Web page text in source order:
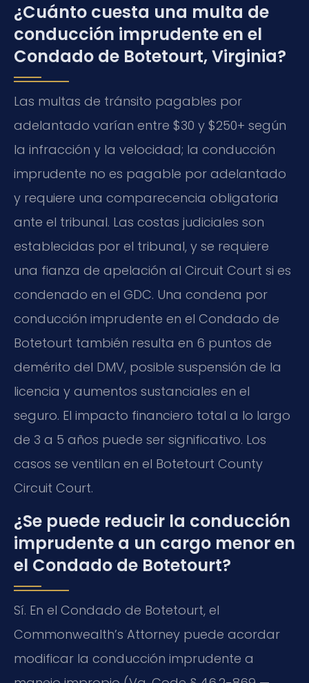
¿Cuánto cuesta una multa de
conducción imprudente en el
Condado de Botetourt, Virginia?
Las multas de tránsito pagables por
adelantado varían entre $30 y $250+ según
la infracción y la velocidad; la conducción
imprudente no es pagable por adelantado
y requiere una comparecencia obligatoria
ante el tribunal. Las costas judiciales son
establecidas por el tribunal, y se requiere
una fianza de apelación al Circuit Court si es
condenado en el GDC. Una condena por
conducción imprudente en el Condado de
Botetourt también resulta en 6 puntos de
demérito del DMV, posible suspensión de la
licencia y aumentos sustanciales en el
seguro. El impacto financiero total a lo largo
de 3 a 5 años puede ser significativo. Los
casos se ventilan en el Botetourt County
Circuit Court.
¿Se puede reducir la conducción
imprudente a un cargo menor en
el Condado de Botetourt?
Sí. En el Condado de Botetourt, el
Commonwealth’s Attorney puede acordar
modificar la conducción imprudente a